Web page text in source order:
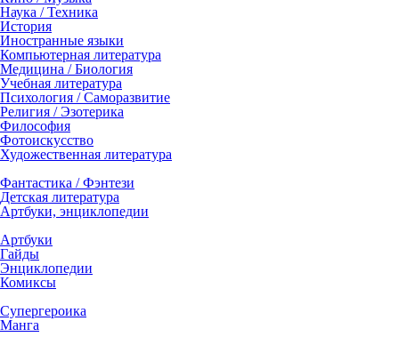
Наука / Техника
История
Иностранные языки
Компьютерная литература
Медицина / Биология
Учебная литература
Психология / Саморазвитие
Религия / Эзотерика
Философия
Фотоискусство
Художественная литература
Фантастика / Фэнтези
Детская литература
Артбуки, энциклопедии
Артбуки
Гайды
Энциклопедии
Комиксы
Супергероика
Манга